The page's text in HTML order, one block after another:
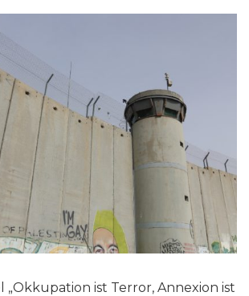
ist Terror, Annexion ist